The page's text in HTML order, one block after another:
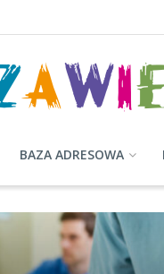
BAZA ADRESOWA